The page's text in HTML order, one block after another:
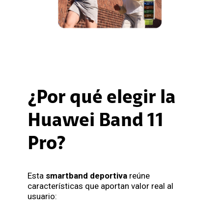
¿Por qué elegir la
Huawei Band 11
Pro?
Esta smartband deportiva reúne
características que aportan valor real al
usuario: